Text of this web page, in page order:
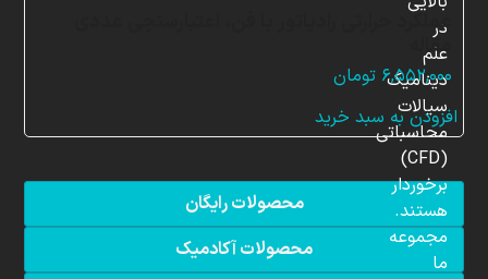
عملکرد حرارتی رادیاتور با فن، اعتبارسنجی عددی
مقاله
۶,۵۵۲,۰۰۰ تومان
افزودن به سبد خرید
محصولات رایگان
محصولات آکادمیک
در
علم
دینامیک
سیالات
محاسباتی
(CFD)
برخوردار
هستند.
مجموعه
ما